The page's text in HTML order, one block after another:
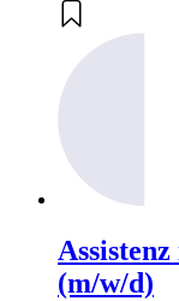
(m/w/d)